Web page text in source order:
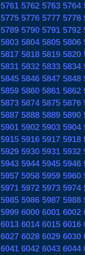
5761 5762 5763 5764
5775 5776 5777 5778
5789 5790 5791 5792
5803 5804 5805 5806
5817 5818 5819 5820
5831 5832 5833 5834
5845 5846 5847 5848
5859 5860 5861 5862
5873 5874 5875 5876
5887 5888 5889 5890
5901 5902 5903 5904
5915 5916 5917 5918
5929 5930 5931 5932
5943 5944 5945 5946
5957 5958 5959 5960
5971 5972 5973 5974
5985 5986 5987 5988
5999 6000 6001 6002
6013 6014 6015 6016
6027 6028 6029 6030
6041 6042 6043 6044